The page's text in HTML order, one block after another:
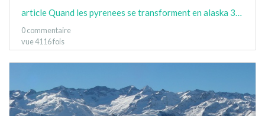
article Quand les pyrenees se transforment en alaska 3-15 01
0 commentaire
vue 4116 fois